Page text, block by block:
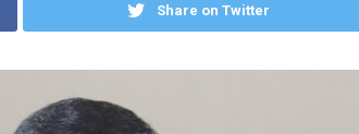
Share on Twitter